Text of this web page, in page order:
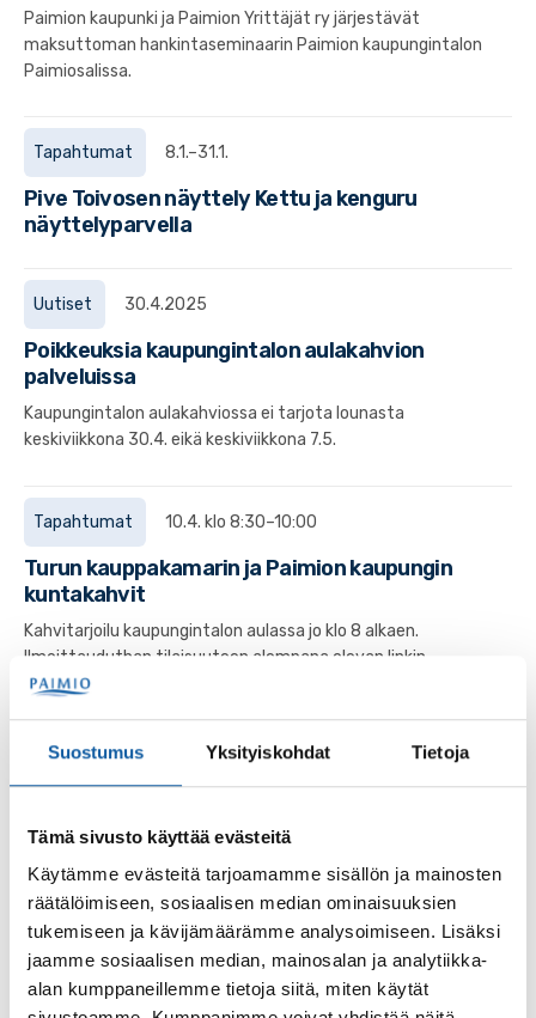
Suostumus Yksityiskohdat Tietoja
Tämä sivusto käyttää evästeitä
Käytämme evästeitä tarjoamamme sisällön ja mainosten
räätälöimiseen, sosiaalisen median ominaisuuksien
tukemiseen ja kävijämäärämme analysoimiseen. Lisäksi
jaamme sosiaalisen median, mainosalan ja analytiikka-
alan kumppaneillemme tietoja siitä, miten käytät
Paimion kaupunki ja Paimion Yrittäjät ry järjestävät
maksuttoman hankintaseminaarin Paimion kaupungintalon
Paimiosalissa.
Tapahtumat 8.1.–31.1.
Pive Toivosen näyttely Kettu ja kenguru
näyttelyparvella
Uutiset 30.4.2025
Poikkeuksia kaupungintalon aulakahvion
palveluissa
Kaupungintalon aulakahviossa ei tarjota lounasta
keskiviikkona 30.4. eikä keskiviikkona 7.5.
Tapahtumat 10.4. klo 8:30–10:00
Turun kauppakamarin ja Paimion kaupungin
kuntakahvit
Kahvitarjoilu kaupungintalon aulassa jo klo 8 alkaen.
Ilmoittauduthan tilaisuuteen alempana olevan linkin
kautta.
Tapahtumat 5.3.–22.3.
taidekokoelmasta
Valokuvanäyttely: Luuppi luonnon kauneuteen
Valokuvanäyttelyssä esillä lähikuvia eläimistä ja luonnosta.